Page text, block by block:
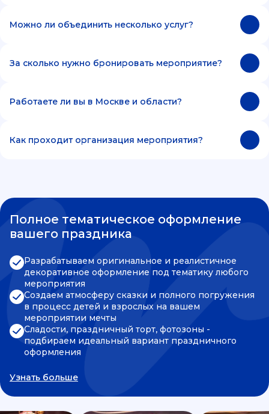
Можно ли объединить несколько услуг?
За сколько нужно бронировать мероприятие?
Работаете ли вы в Москве и области?
Как проходит организация мероприятия?
Полное тематическое оформление
вашего праздника
Разрабатываем оригинальное и реалистичное
декоративное оформление под тематику любого
мероприятия
Создаем атмосферу сказки и полного погружения
в процесс детей и взрослых на вашем
мероприятии мечты
Сладости, праздничный торт, фотозоны -
подбираем идеальный вариант праздничного
оформления
Узнать больше